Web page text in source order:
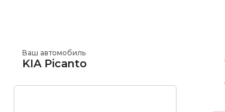
Ваш автомобиль
KIA Picanto